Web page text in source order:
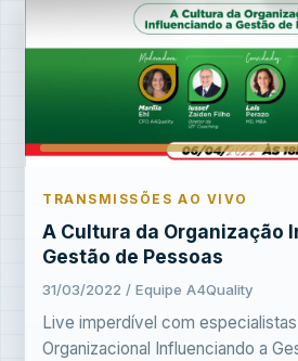
TRANSMISSÕES AO VIVO
A Cultura da Organização
Gestão de Pessoas
31/03/2022 / Equipe A4Quality
Live imperdível com
Organizacional Influenciando a